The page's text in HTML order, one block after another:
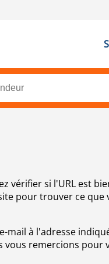
vérifier si l'URL est
pour trouver ce que
mail à l'adresse
vous remercions pour